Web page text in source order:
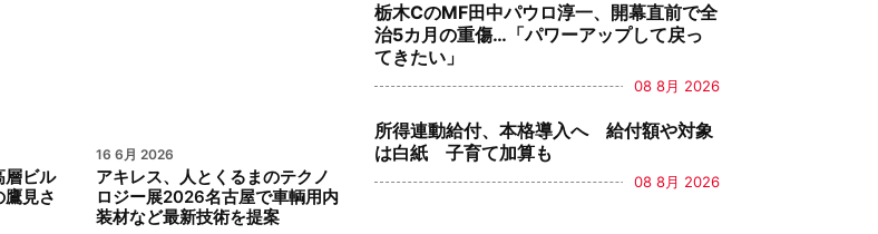
層ビル
見さ
16 6月 2026
アキレス、人とくるまのテクノ
ロジー展2026名古屋で車輌用内
装材など最新技術を提案
栃木CのMF田中パウロ淳一、開幕直前で全
治5カ月の重傷…「パワーアップして戻っ
てきたい」
08 8月 2026
所得連動給付、本格導入へ 給付額や対象
は白紙 子育て加算も
08 8月 2026